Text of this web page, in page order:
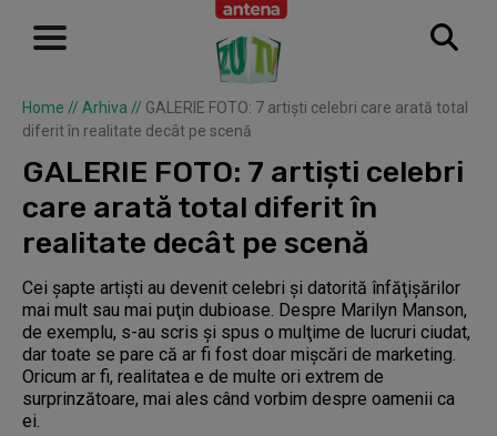
Home // Arhiva // GALERIE FOTO: 7 artişti celebri care arată total
diferit în realitate decât pe scenă
GALERIE FOTO: 7 artişti celebri
care arată total diferit în
realitate decât pe scenă
Cei şapte artişti au devenit celebri şi datorită înfăţişărilor
mai mult sau mai puţin dubioase. Despre Marilyn Manson,
de exemplu, s-au scris şi spus o mulţime de lucruri ciudat,
dar toate se pare că ar fi fost doar mişcări de marketing.
Oricum ar fi, realitatea e de multe ori extrem de
surprinzătoare, mai ales când vorbim despre oamenii ca
ei.